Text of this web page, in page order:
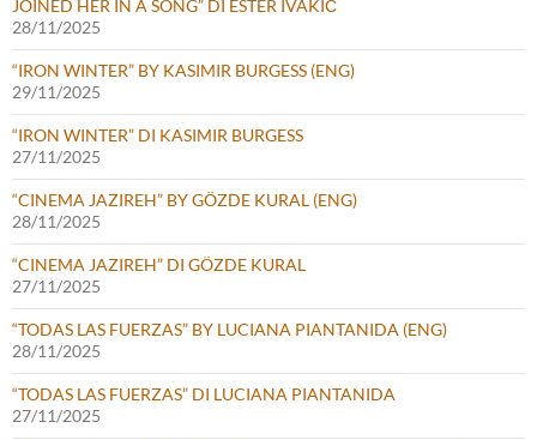
JOINED HER IN A SONG” DI ESTER IVAKIČ
28/11/2025
“IRON WINTER” BY KASIMIR BURGESS (ENG)
29/11/2025
“IRON WINTER” DI KASIMIR BURGESS
27/11/2025
“CINEMA JAZIREH” BY GÖZDE KURAL (ENG)
28/11/2025
“CINEMA JAZIREH” DI GÖZDE KURAL
27/11/2025
“TODAS LAS FUERZAS” BY LUCIANA PIANTANIDA (ENG)
28/11/2025
“TODAS LAS FUERZAS” DI LUCIANA PIANTANIDA
27/11/2025